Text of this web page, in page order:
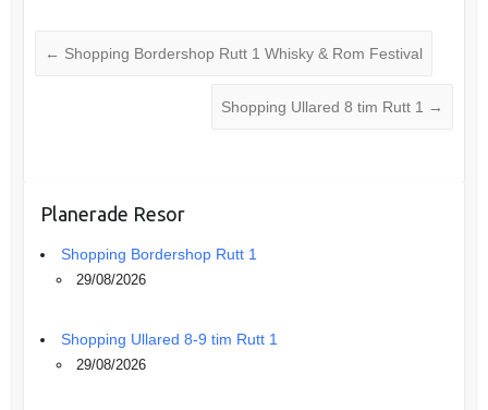
← Shopping Bordershop Rutt 1 Whisky & Rom Festival
Shopping Ullared 8 tim Rutt 1 →
Planerade Resor
Shopping Bordershop Rutt 1
29/08/2026
Shopping Ullared 8-9 tim Rutt 1
29/08/2026